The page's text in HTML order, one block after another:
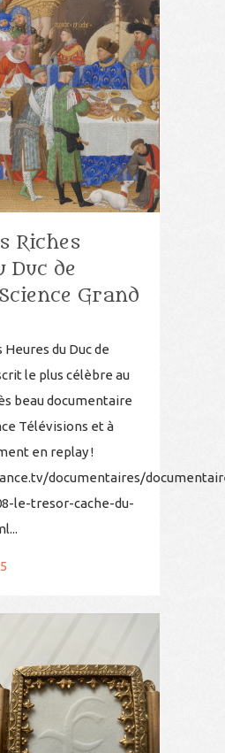
Riches
Duc de
Grand
Heures du Duc de
le plus célèbre au
beau documentaire
Télévisions et à
en replay !
documentaires/
le-tresor-cache-du-